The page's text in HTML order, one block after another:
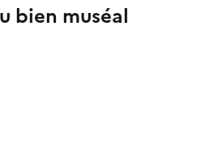
bien muséal